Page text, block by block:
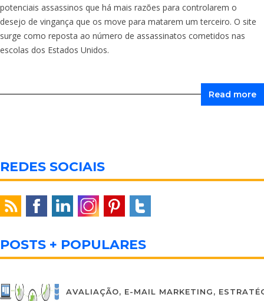
potenciais assassinos que há mais razões para controlarem o
desejo de vingança que os move para matarem um terceiro. O site
surge como reposta ao número de assassinatos cometidos nas
escolas dos Estados Unidos.
Read more
REDES SOCIAIS
POSTS + POPULARES
AVALIAÇÃO, E-MAIL MARKETING,